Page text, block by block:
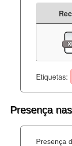
Etiquetas:
Presença
Presença